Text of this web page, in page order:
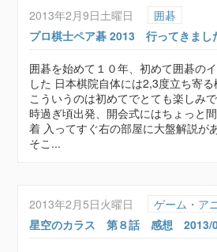
2013年2月9日土曜日
囲碁
プロ棋士ペア碁 2013 行ってきまし
囲碁を始めて１０年、初めて囲碁の
した 日本棋院自体には2,3度立ち寄
こういうのは初めてでとても楽しみ
時過ぎ頃出発、開会式にはちょっと
着 入ってすぐ右の部屋に大盤解説が
そこ...
2013年2月5日火曜日 ゲーム・ア
星空のカラス 第８話 感想 2013/